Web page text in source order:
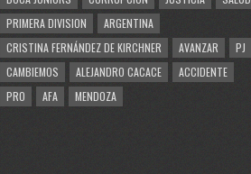
PRIMERA DIVISION
ARGENTINA
CRISTINA FERNÁNDEZ DE KIRCHNER
AVANZAR
PJ
CAMBIEMOS
ALEJANDRO CACACE
ACCIDENTE
PRO
AFA MENDOZA